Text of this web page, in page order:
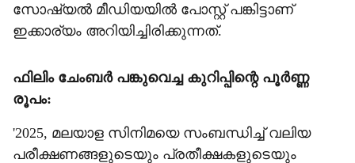
സോഷ്യൽ മീഡിയയിൽ പോസ്റ്റ് പങ്കിട്ടാണ്
ഇക്കാര്യം അറിയിച്ചിരിക്കുന്നത്.
ഫിലിം ചേംബർ പങ്കുവെച്ച കുറിപ്പിന്റെ പൂർണ്ണ
രൂപം:
'2025, മലയാള സിനിമയെ സംബന്ധിച്ച് വലിയ
പരീക്ഷണങ്ങളുടെയും പ്രതീക്ഷകളുടെയും